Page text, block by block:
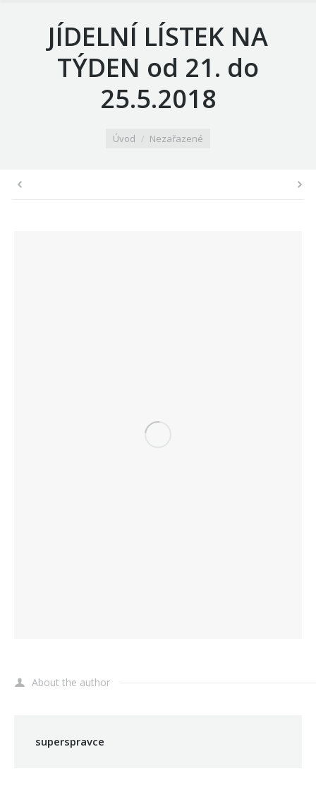
JÍDELNÍ LÍSTEK NA
TÝDEN od 21. do
25.5.2018
Úvod Nezařazené
About the author
superspravce